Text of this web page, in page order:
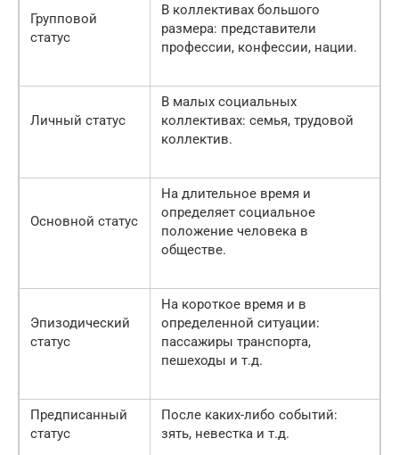
Групповой
статус
В коллективах большого
размера: представители
профессии, конфессии, нации.
Личный статус
В малых социальных
коллективах: семья, трудовой
коллектив.
Основной статус
На длительное время и
определяет социальное
положение человека в
обществе.
Эпизодический
статус
На короткое время и в
определенной ситуации:
пассажиры транспорта,
пешеходы и т.д.
Предписанный
статус
После каких-либо событий:
зять, невестка и т.д.